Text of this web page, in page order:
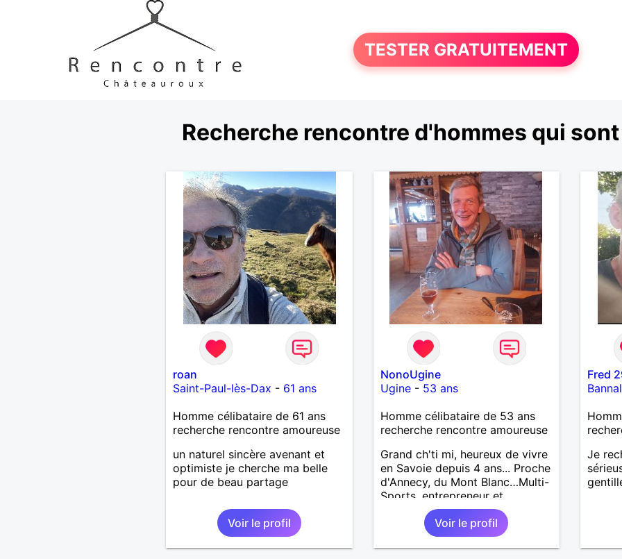
TESTER GRATUITEMENT
Recherche rencontre d'hommes qui
roan
Saint-Paul-lès-Dax - 61 ans
Homme célibataire de 61 ans
recherche rencontre amoureuse
un naturel sincère avenant et
optimiste je cherche ma belle
pour de beau partage
Voir le profil
NonoUgine
Ugine- 53 ans
Homme célibataire de 53 ans
recherche rencontre amoureuse
Grand ch'ti mi, heureux de vivre
en Savoie depuis 4 ans... Proche
d'Annecy, du Mont Blanc…Multi-
Sports, entrepreneur et
bénévole au Fort de Lestal
73200 Marthod (Alt. 800m)…
Endroit "fabuleux" !…Enquêtes
et tu me trouveras !
Voir le profil
Fred
Je